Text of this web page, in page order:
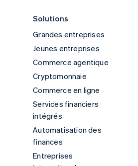
Solutions
Grandes entreprises
Jeunes entreprises
Commerce agentique
Cryptomonnaie
Commerce en ligne
Services financiers
intégrés
Automatisation des
finances
Entreprises